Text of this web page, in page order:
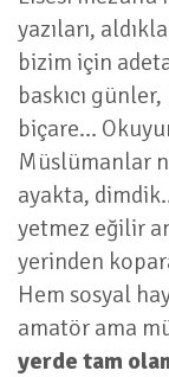
yazıları,
bizim için
baskıcı
biçare…
Müslümanlar
ayakta,
yetmez eğilir
yerinden
Hem sosyal
amatör ama
yerde tam